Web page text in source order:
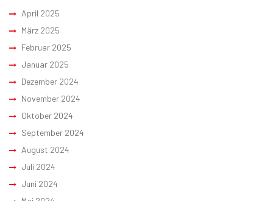
April 2025
März 2025
Februar 2025
Januar 2025
Dezember 2024
November 2024
Oktober 2024
September 2024
August 2024
Juli 2024
Juni 2024